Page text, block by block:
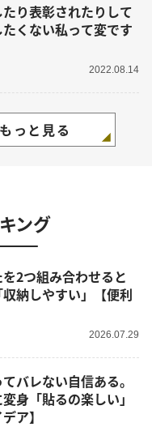
り表彰されたりして
くない私って変です
2022.08.14
っと見る
ング
2つ組み合わせると
収納しやすい」【便利
2026.07.29
バレない自信ある。
身「貼るの楽しい」
ア】